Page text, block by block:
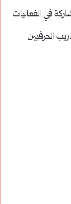
في الفعاليات
الحرفيين